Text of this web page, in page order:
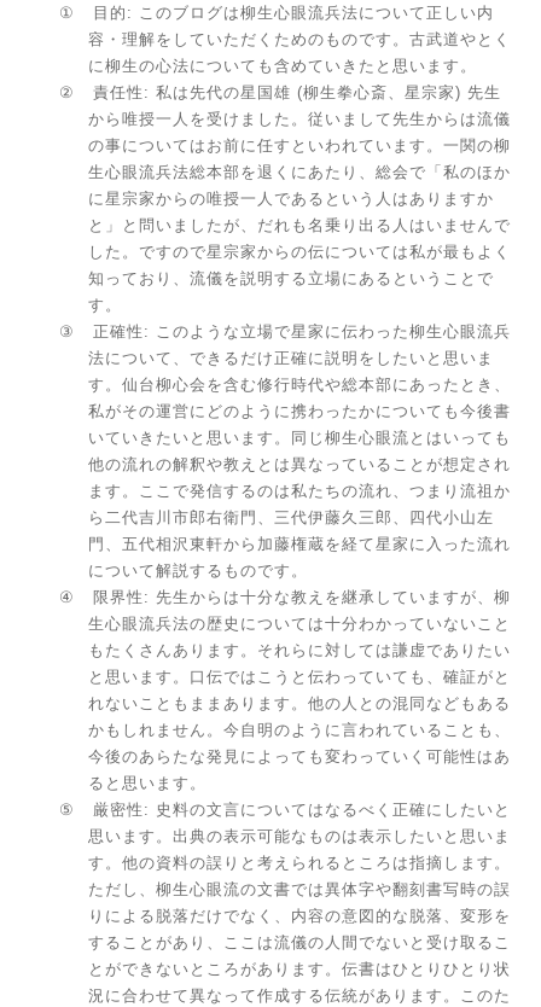
①
目的 : このブログは柳生心眼流兵法について正しい内
容・理解をしていただくためのものです。古武道やとく
に柳生の心法についても含めていきたと思います。
②
責任性 :私は先代の星国雄 (柳生拳心斎、星宗家)先生
から唯授一人を受けました。従いまして先生からは流儀
の事についてはお前に任すといわれています。一関の柳
生心眼流兵法総本部を退くにあたり、総会で「私のほか
に星宗家からの唯授一人であるという人はありますか
と」と問いましたが、だれも名乗り出る人はいませんで
した。ですので星宗家からの伝については私が最もよく
知っており、流儀を説明する立場にあるということで
す。
③
正確性 : このような立場で星家に伝わった柳生心眼流兵
法について、できるだけ正確に説明をしたいと思いま
す。仙台柳心会を含む修行時代や総本部にあったとき、
私がその運営にどのように携わったかについても今後書
いていきたいと思います。同じ柳生心眼流とはいっても
他の流れの解釈や教えとは異なっていることが想定され
ます。ここで発信するのは私たちの流れ、つまり流祖か
ら二代吉川市郎右衛門、三代伊藤久三郎、四代小山左
門、五代相沢東軒から加藤権蔵を経て星家に入った流れ
について解説するものです。
④
限界性 :先生からは十分な教えを継承していますが、柳
生心眼流兵法の歴史については十分わかっていないこと
もたくさんあります。それらに対しては謙虚でありたい
と思います。口伝ではこうと伝わっていても、確証がと
れないこともままあります。他の人との混同などもある
かもしれません。今自明のように言われていることも、
今後のあらたな発見によっても変わっていく可能性はあ
ると思います。
⑤
厳密性 : 史料の文言についてはなるべく正確にしたいと
思います。出典の表示可能なものは表示したいと思いま
す。他の資料の誤りと考えられるところは指摘します。
ただし、柳生心眼流の文書では異体字や翻刻書写時の誤
りによる脱落だけでなく、内容の意図的な脱落、変形を
することがあり、ここは流儀の人間でないと受け取るこ
とができないところがあります。伝書はひとりひとり状
況に合わせて異なって作成する伝統があります。このた